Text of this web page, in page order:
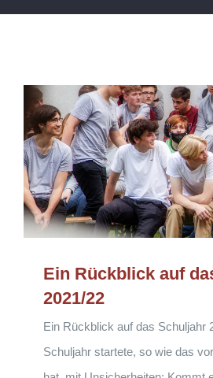
Ein Rückblick auf
2021/22
Ein Rückblick auf das Schuljahr
Schuljahr startete, so wie das